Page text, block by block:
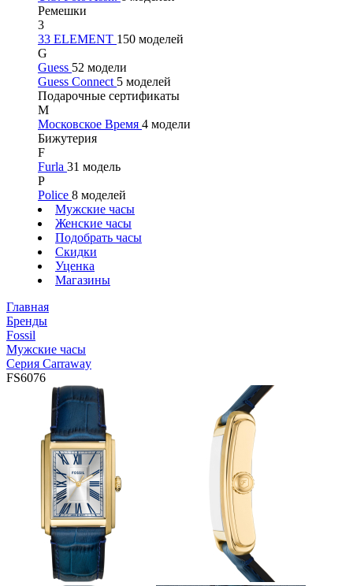
Ремешки
3
33 ELEMENT 150 моделей
G
Guess 52 модели
Guess Connect 5 моделей
Подарочные сертификаты
М
Московское Время 4 модели
Бижутерия
F
Furla 31 модель
P
Police 8 моделей
Мужские часы
Женские часы
Подобрать часы
Скидки
Уценка
Магазины
Главная
Бренды
Fossil
Мужские часы
Серия Carraway
FS6076